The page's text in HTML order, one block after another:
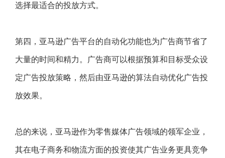
选择最适合的投放方式。
第四，亚马逊广告平台的自动化功能也为广告商节省了
大量的时间和精力。广告商可以根据预算和目标受众设
定广告投放策略，然后由亚马逊的算法自动优化广告投
放效果。
总的来说，亚马逊作为零售媒体广告领域的领军企业，
其在电子商务和物流方面的投资使其广告业务更具竞争